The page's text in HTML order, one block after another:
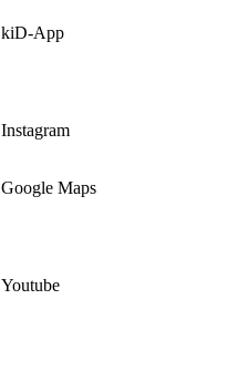
kiD-App
Instagram
Google Maps
Youtube